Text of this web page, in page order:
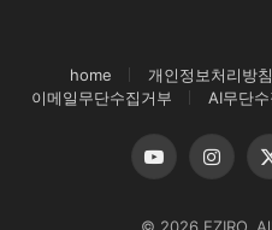
home 개인정보처리방침
이메일무단수집거부
AI무단
YouTube
© 2026 EZIRO.